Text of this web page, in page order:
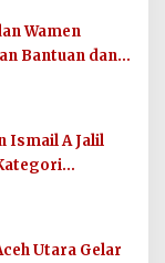
Wamen
Bantuan dan
Ismail A Jalil
Publik
Utara Gelar